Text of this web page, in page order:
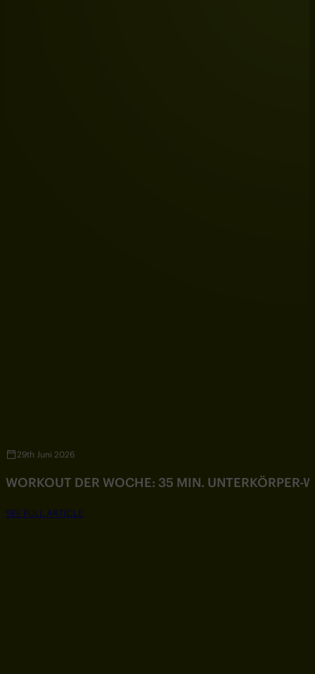
29th Juni 2026
WORKOUT DER WOCHE: 35 MIN. UNTERKÖRPER-
SEE FULL ARTICLE